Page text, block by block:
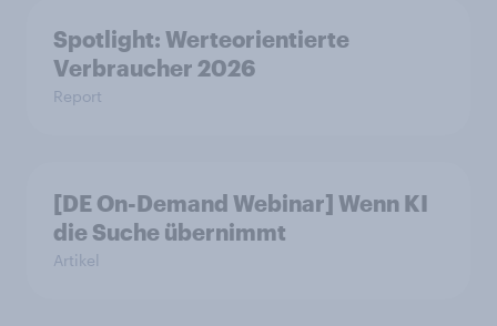
Spotlight: Werteorientierte
Verbraucher 2026
Report
[DE On-Demand Webinar] Wenn KI
die Suche übernimmt
Artikel